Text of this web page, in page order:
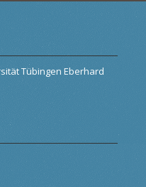
Tübingen Eberhard